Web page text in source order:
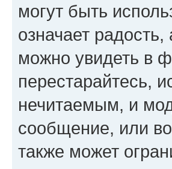
могут быть
означает
можно увидеть в
перестарайтесь,
нечитаемым, и
сообщение, или
также может